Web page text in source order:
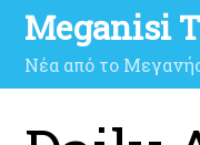
Meganisi
Νέα από το